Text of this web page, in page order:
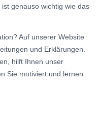
genauso wichtig wie das
Auf unserer Website
und Erklärungen.
hilft Ihnen unser
Sie motiviert und lernen